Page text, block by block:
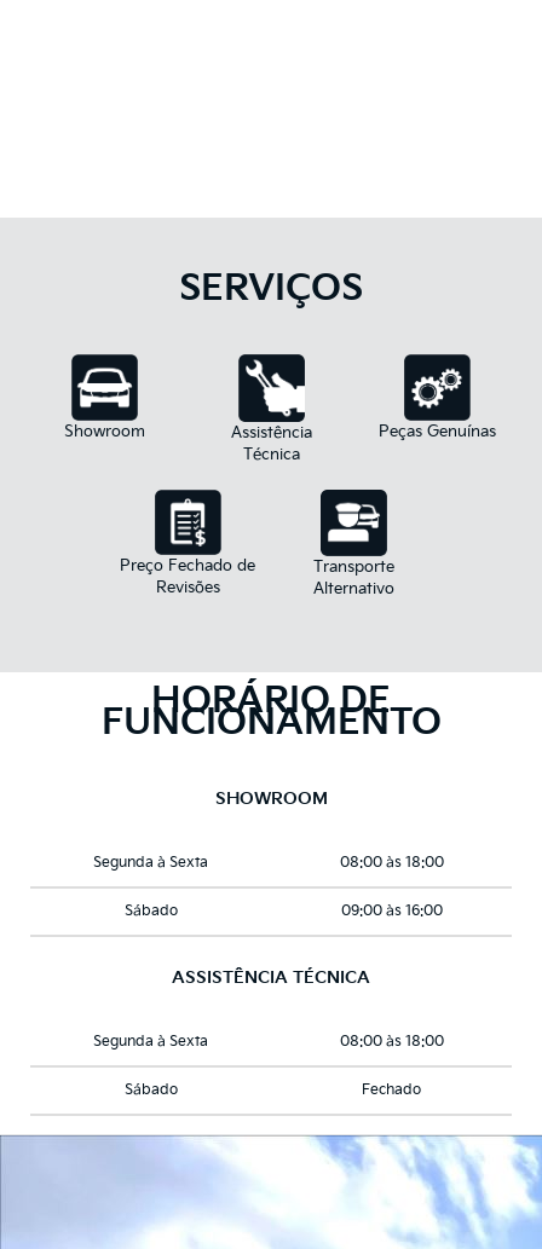
SERVIÇOS
Showroom
Assistência
Técnica
Peças Genuínas
Preço Fechado de
Revisões
Transporte
Alternativo
HORÁRIO DE
FUNCIONAMENTO
SHOWROOM
Segunda à Sexta 08:00 às 18:00
Sábado 09:00 às 16:00
ASSISTÊNCIA TÉCNICA
Segunda à Sexta 08:00 às 18:00
Sábado Fechado